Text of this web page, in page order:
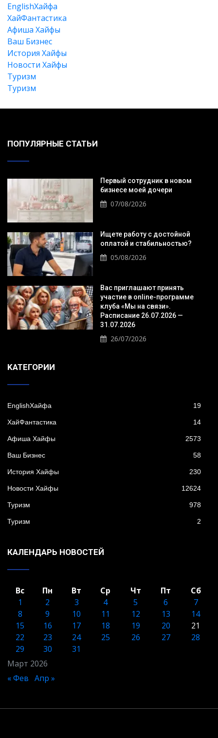
EnglishХайфа
XайФантастика
Афиша Хайфы
Ваш Бизнес
История Хайфы
Новости Хайфы
Туризм
Туризм
ПОПУЛЯРНЫЕ СТАТЬИ
Первый сотрудник в новом
бизнесе моей дочери
07/08/2026
Ищете работу с достойной
оплатой и стабильностью?
05/08/2026
Вас приглашают принять
участие в online-программе
клуба «Мы на связи».
Расписание 26.07.2026 —
31.07.2026
26/07/2026
KАТЕГОРИИ
EnglishХайфа 19
XайФантастика 14
Афиша Хайфы 2573
Ваш Бизнес 58
История Хайфы 230
Новости Хайфы 12624
Туризм 978
Туризм 2
КАЛЕНДАРЬ НОВОСТЕЙ
Март 2026
Вс Пн Вт Ср Чт Пт
Сб
1
2 3 4 5 6
7
8
9 10 11 12 13
14
15
16 17 18 19 20
21
22
23 24 25 26 27
28
29
30 31
« Фев Апр »